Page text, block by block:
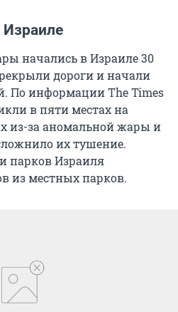
начались в Израиле 30
дороги и начали
По информации The Times
в пяти местах на
из-за аномальной жары и
их тушение.
парков Израиля
из местных парков.